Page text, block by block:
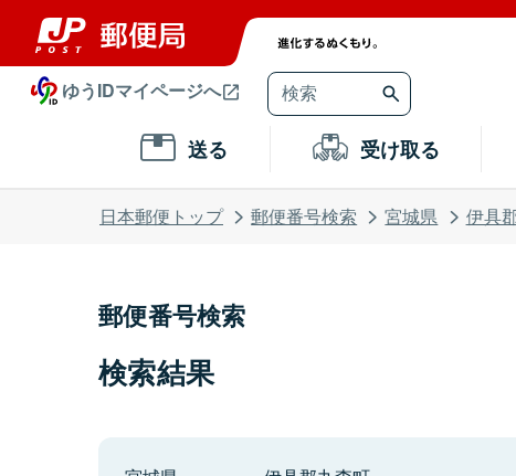
ゆうIDマイページへ
送る 受け取る
日本郵便トップ 郵便番号検索 宮城県 伊具
郵便番号検索
検索結果